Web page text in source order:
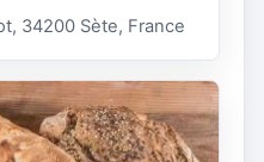
34200 Sète, France